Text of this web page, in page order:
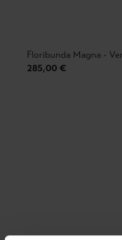
Floribunda Magna -
285,00 €